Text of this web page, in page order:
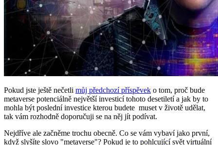
Pokud jste ještě nečetli můj předchozí příspěvek o tom, proč bude
metaverse potenciálně největší investicí tohoto desetiletí a jak by to
mohla být poslední investice kterou budete muset v životě udělat,
tak vám rozhodně doporučuji se na něj jít podívat.
Nejdříve ale začněme trochu obecně. Co se vám vybaví jako první,
když slyšíte slovo "metaverse"? Pokud je to pohlcující svět virtuální